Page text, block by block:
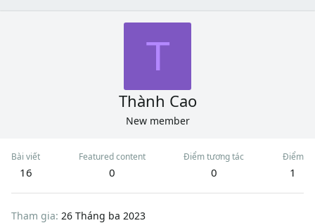
T
Thành Cao
New member
Bài viết
16
Featured content
0
Điểm tương tác
0
Điểm
1
Tham gia 26 Tháng ba 2023